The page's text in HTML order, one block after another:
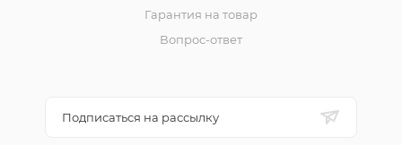
Гарантия на товар
Вопрос-ответ
Подписаться на рассылку